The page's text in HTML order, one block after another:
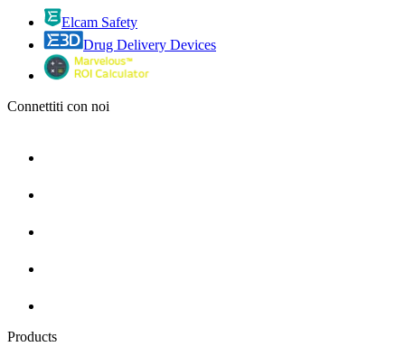
Elcam Safety
Drug Delivery Devices
Connettiti con noi
Products